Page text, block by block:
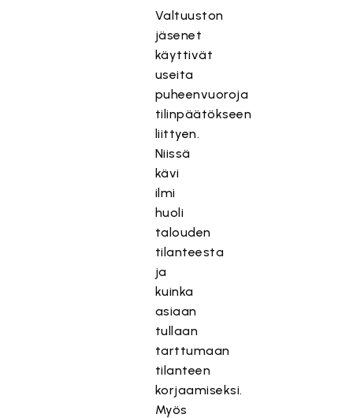
Valtuuston
jäsenet
käyttivät
useita
puheenvuoroja
tilinpäätökseen
liittyen.
Niissä
kävi
ilmi
huoli
talouden
tilanteesta
ja
kuinka
asiaan
tullaan
tarttumaan
tilanteen
korjaamiseksi.
Myös